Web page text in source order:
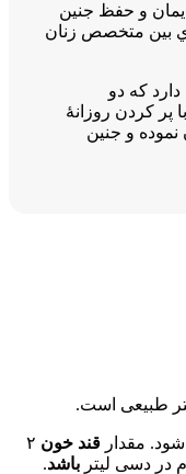
و حفظ جنين
بين متخصص زنان
كه دو
پر كردن روزانۀ
نموده و جنين
مقدار قند خون ۲
باشد.